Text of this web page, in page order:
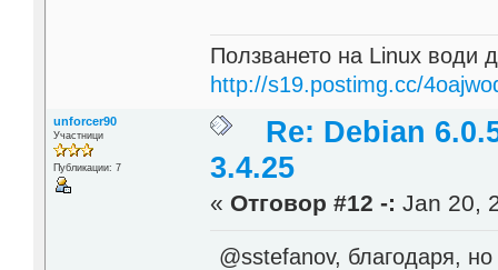
Ползването на Linux води
http://s19.postimg.cc/
unforcer90
Участници
Публикации: 7
Re: Debian
3.4.25
« Отговор #12 -: Jan 20,
@sstefanov, благодаря,